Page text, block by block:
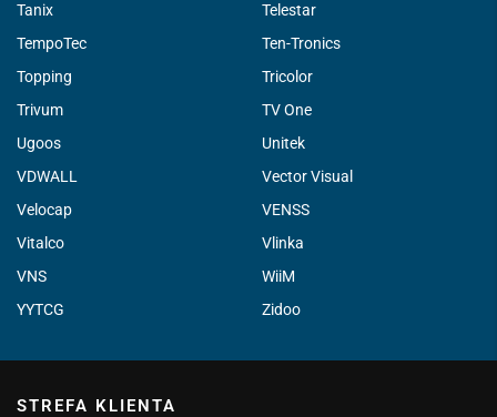
Tanix
Telestar
TempoTec
Ten-Tronics
Topping
Tricolor
Trivum
TV One
Ugoos
Unitek
VDWALL
Vector Visual
Velocap
VENSS
Vitalco
Vlinka
VNS
WiiM
YYTCG
Zidoo
STREFA KLIENTA